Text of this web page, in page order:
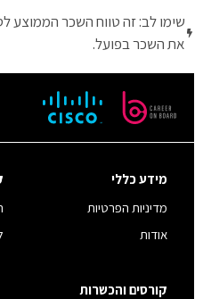
שימו לב: זה טווח השכר הממוצע
את השכר בפועל.
מידע כללי
מדיניות הפרטיות
אודות
קורסים והכשרות